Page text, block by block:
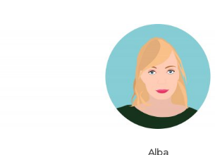
Alba